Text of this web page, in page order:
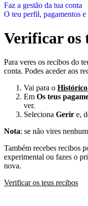
Faz a gestão da tua conta
O teu perfil, pagamentos e
Verificar os
Para veres os recibos do
conta. Podes aceder aos
Vai para o
Em Os teus
ver.
Seleciona Gerir e,
Nota: se não vires
Também recebes recibos
experimental ou fazes o
nova.
Verificar os teus recibos